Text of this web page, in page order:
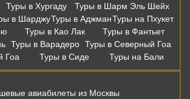
Туры в Хургаду
Туры в Шарм Эль Шейх
в ШарджуТуры в АджманТуры на Пхукет
Туры в Као Лак
Туры в Фантьет
Туры в Варадеро Туры в Северный Гоа
Гоа
Туры в Сиде Туры на Бали
авиабилеты из Москвы